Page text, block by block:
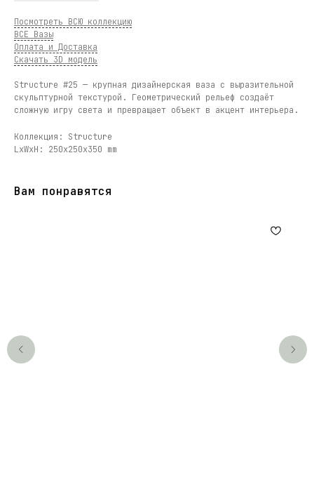
Посмотреть ВСЮ коллекцию
ВСЕ Вазы
Оплата и Доставка
Скачать 3D модель
Structure #25 — крупная дизайнерская ваза с выразительной
скульптурной текстурой. Геометрический рельеф создаёт
сложную игру света и превращает объект в акцент интерьера.
Коллекция: Structure
LxWxH: 250x250x350 mm
Вам понравятся